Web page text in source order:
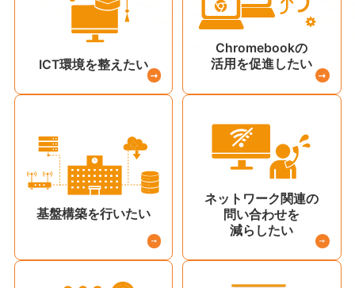
ICT環境を整えたい
Chromebookの
活用を促進したい
基盤構築を行いたい
ネットワーク関連の
問い合わせを
減らしたい